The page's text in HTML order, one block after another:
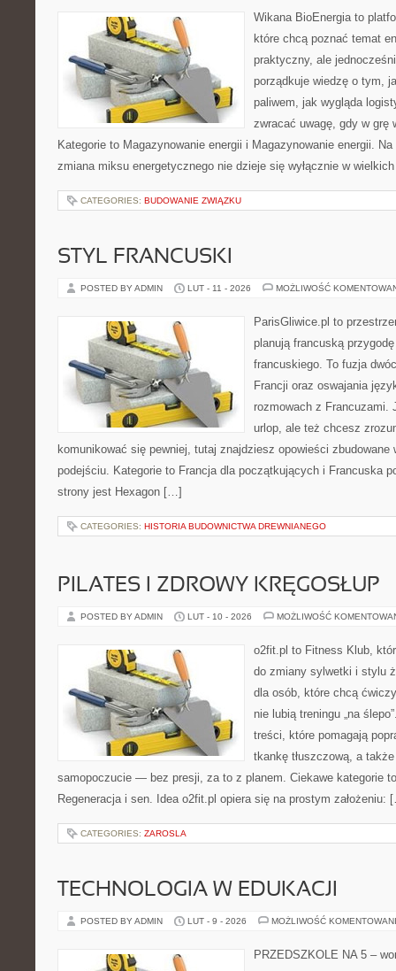
Wikana BioEnergia to
które chcą poznać temat
praktyczny, ale
porządkuje wiedzę o tym,
paliwem, jak wygląda
zwracać uwagę, gdy w grę
Kategorie to Magazynowanie energii i Magazynowanie energii.
zmiana miksu energetycznego nie dzieje się wyłącznie w
CATEGORIES: BUDOWANIE ZWIĄZKU
STYL FRANCUSKI
POSTED BY ADMIN LUT - 11 - 2026 MOŻLIWOŚĆ
ParisGliwice.pl to
planują francuską
francuskiego. To fuzja
Francji oraz oswajania
rozmowach z Francuzami.
urlop, ale też chcesz
komunikować się pewniej, tutaj znajdziesz opowieści zbudowane
podejściu. Kategorie to Francja dla początkujących i Francuska
strony jest Hexagon […]
CATEGORIES: HISTORIA BUDOWNICTWA DREWNIANEGO
PILATES I ZDROWY KRĘGOSŁUP
POSTED BY ADMIN LUT - 10 - 2026 MOŻLIWOŚĆ
o2fit.pl to Fitness Klub,
do zmiany sylwetki i stylu
dla osób, które chcą
nie lubią treningu „na
treści, które pomagają
tkankę tłuszczową, a
samopoczucie — bez presji, za to z planem. Ciekawe kategorie
Regeneracja i sen. Idea o2fit.pl opiera się na prostym założeniu:
CATEGORIES: ZAROSLA
TECHNOLOGIA W EDUKACJI
POSTED BY ADMIN LUT - 9 - 2026 MOŻLIWOŚĆ
PRZEDSZKOLE NA 5 –